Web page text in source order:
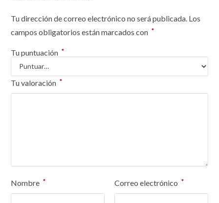
Tu dirección de correo electrónico no será publicada. Los
campos obligatorios están marcados con *
Tu puntuación *
Tu valoración *
Nombre * Correo electrónico *